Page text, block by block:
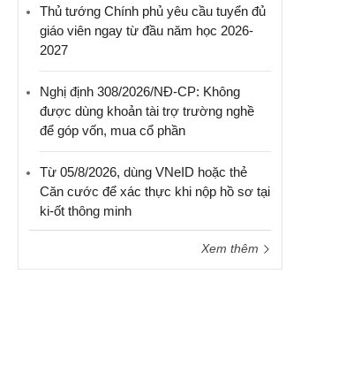
Thủ tướng Chính phủ yêu cầu tuyển đủ
giáo viên ngay từ đầu năm học 2026-
2027
Nghị định 308/2026/NĐ-CP: Không
được dùng khoản tài trợ trường nghề
để góp vốn, mua cổ phần
Từ 05/8/2026, dùng VNeID hoặc thẻ
Căn cước để xác thực khi nộp hồ sơ tại
ki-ốt thông minh
Xem thêm